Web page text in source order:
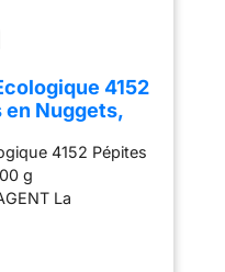
baumes hydratants,
baumes à lèvres,
shampooings,
soins et hydratants
visage. Il est réputé
4152
en Nuggets,
4152 Pépites
g
La